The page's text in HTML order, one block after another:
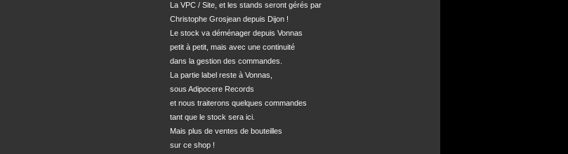
La VPC / Site, et les stands seront gérés par
Christophe Grosjean depuis Dijon !
Le stock va déménager depuis Vonnas
petit à petit, mais avec une continuité
dans la gestion des commandes.
La partie label reste à Vonnas,
sous Adipocere Records
et nous traiterons quelques commandes
tant que le stock sera ici.
Mais plus de ventes de bouteilles
sur ce shop !